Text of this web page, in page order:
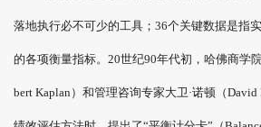
落地执行必不可少的工具；36个关键数据是指
的各项衡量指标。20世纪90年代初，哈佛商学
bert Kaplan）和管理咨询专家大卫·诺顿（